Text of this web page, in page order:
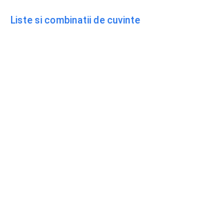
Liste si combinatii de cuvinte